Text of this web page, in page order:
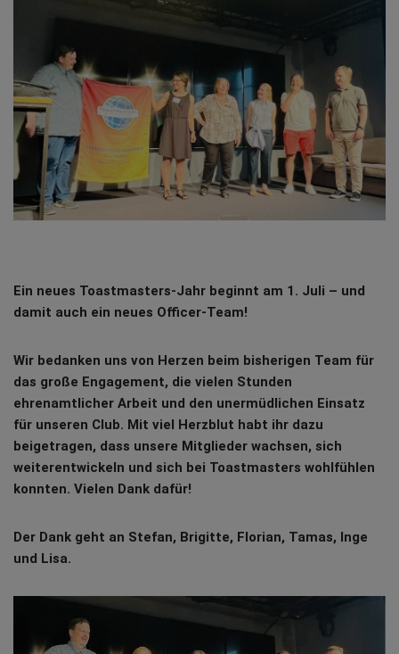
Ein neues Toastmasters-Jahr beginnt am 1. Juli – und
damit auch ein neues Officer-Team!
Wir bedanken uns von Herzen beim bisherigen Team für
das große Engagement, die vielen Stunden
ehrenamtlicher Arbeit und den unermüdlichen Einsatz
für unseren Club. Mit viel Herzblut habt ihr dazu
beigetragen, dass unsere Mitglieder wachsen, sich
weiterentwickeln und sich bei Toastmasters wohlfühlen
konnten. Vielen Dank dafür!
Der Dank geht an Stefan, Brigitte, Florian, Tamas, Inge
und Lisa.